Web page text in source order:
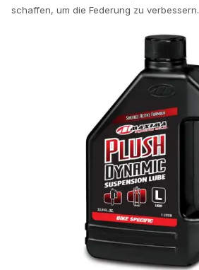
schaffen, um die Federung zu verbessern.